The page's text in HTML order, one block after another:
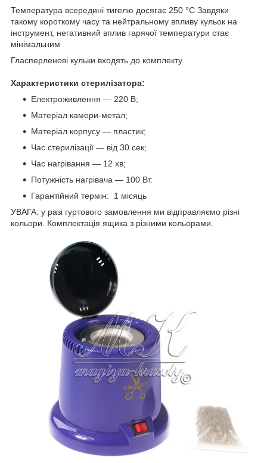
Температура всередині тигелю досягає 250 °C Завдяки
такому короткому часу та нейтральному впливу кульок на
інструмент, негативний вплив гарячої температури стає
мінімальним
Гласперленові кульки входять до комплекту.
Характеристики стерилізатора:
Електроживлення — 220 В;
Матеріал камери-метал;
Матеріал корпусу — пластик;
Час стерилізації — від 30 сек;
Час нагрівання — 12 хв;
Потужність нагрівача — 100 Вт.
Гарантійний термін: 1 місяць
УВАГА: у разі гуртового замовлення ми відправляємо різні
кольори. Комплектація ящика з різними кольорами.